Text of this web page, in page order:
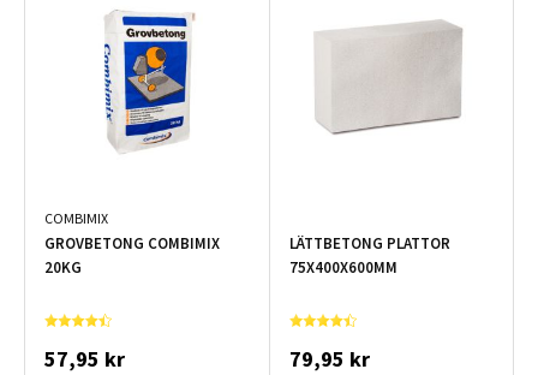
COMBIMIX
GROVBETONG COMBIMIX
20KG
57,95 kr
LÄTTBETONG PLATTOR
75X400X600MM
79,95 kr